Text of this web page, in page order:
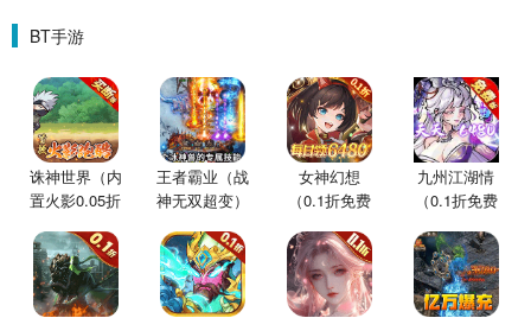
BT手游
诛神世界（内
置火影0.05折
王者霸业（战
神无双超变）
女神幻想
（0.1折免费
九州江湖情
（0.1折免费